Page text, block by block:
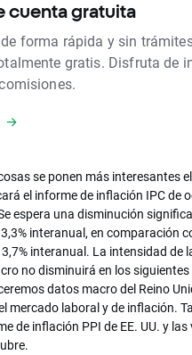
cuenta gratuita
forma rápida y sin
gratis. Disfruta de
se ponen más interesantes
el informe de inflación IPC de
espera una disminución
interanual, en comparación
interanual. La intensidad de
no disminuirá en los siguientes
datos macro del Reino
mercado laboral y de inflación.
de inflación PPI de EE. UU. y